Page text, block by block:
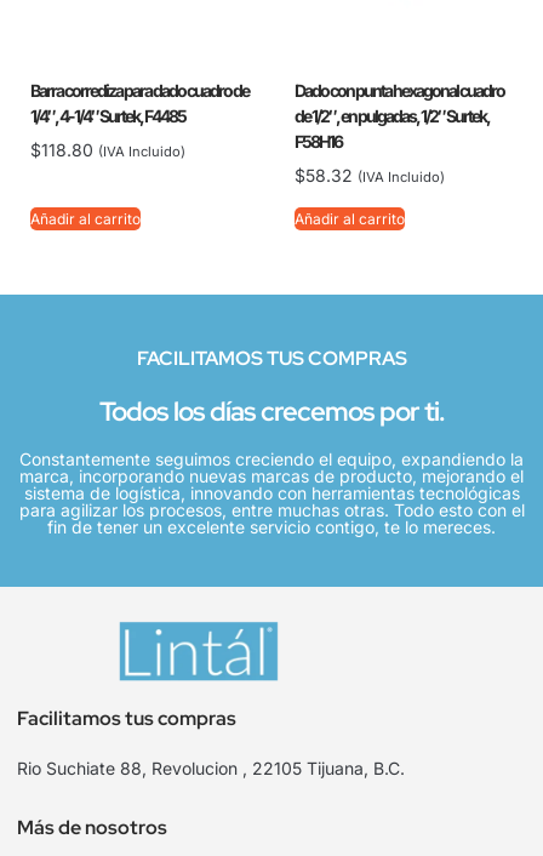
Barra corrediza para dado cuadro de
1/4″, 4-1/4″ Surtek, F4485
$118.80 (IVA Incluido)
Añadir al carrito
Dado con punta hexagonal cuadro
de 1/2″, en pulgadas, 1/2″ Surtek,
F58H16
$58.32 (IVA Incluido)
Añadir al carrito
FACILITAMOS TUS COMPRAS
Todos los días crecemos por ti.
Constantemente seguimos creciendo el equipo, expandiendo la
marca, incorporando nuevas marcas de producto, mejorando el
sistema de logística, innovando con herramientas tecnológicas
para agilizar los procesos, entre muchas otras. Todo esto con el
fin de tener un excelente servicio contigo, te lo mereces.
Facilitamos tus compras
Rio Suchiate 88, Revolucion , 22105 Tijuana, B.C.
Más de nosotros